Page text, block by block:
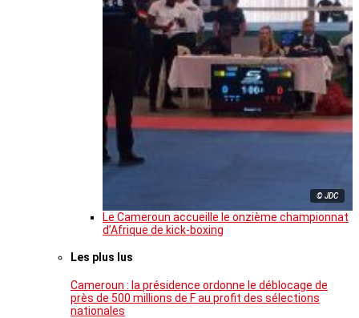
© JDC
Le Cameroun accueille le onzième championnat
d’Afrique de kick-boxing
Les plus lus
Cameroun : la présidence ordonne le déblocage de
près de 500 millions de F au profit des sélections
nationales